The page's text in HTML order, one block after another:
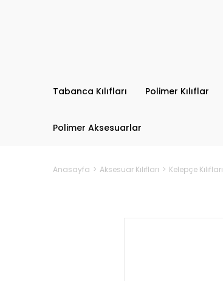
Tabanca Kılıfları Polimer Kılıflar
Polimer Aksesuarlar
Anasayfa Aksesuar Kılıfları Kelepçe Kılıfları